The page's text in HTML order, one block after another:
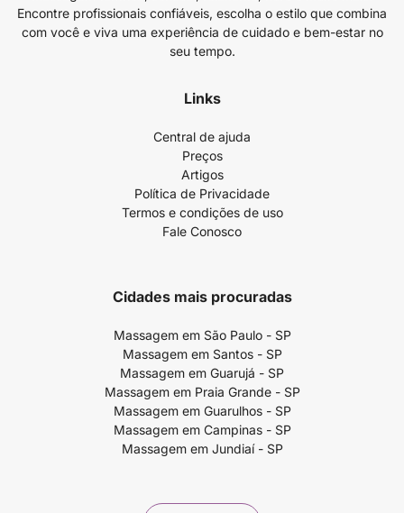
Encontre profissionais confiáveis, escolha o estilo que combina
com você e viva uma experiência de cuidado e bem-estar no
seu tempo.
Links
Central de ajuda
Preços
Artigos
Política de Privacidade
Termos e condições de uso
Fale Conosco
Cidades mais procuradas
Massagem em São Paulo - SP
Massagem em Santos - SP
Massagem em Guarujá - SP
Massagem em Praia Grande - SP
Massagem em Guarulhos - SP
Massagem em Campinas - SP
Massagem em Jundiaí - SP